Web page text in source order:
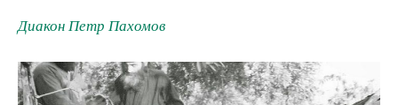
Диакон Петр Пахомов